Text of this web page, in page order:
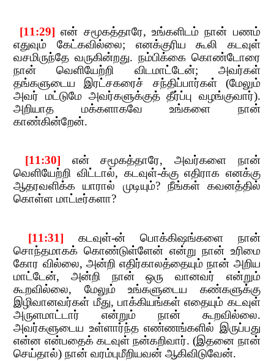
​​ [11:29] ​​என் சமூகத்தாரே,​​ உங்களிடம் நான் பணம்
எதுவும் கேட்கவில்லை;​​ எனக்குரிய கூலி கடவுள்
வசமிருந்தே​​வருகின்றது. நம்பிக்கை கொண்டோரை
நான் வெளியேற்றி விடமாட்டேன்;​​ அவர்கள்
தங்களுடைய இரட்சகரைச் சந்திப்பார்கள் (மேலும்
அவர் மட்டுமே அவர்களுக்குத் தீர்ப்பு வழங்குவார்).
அறியாத மக்களாகவே உங்களை நான்
காண்கின்றேன்.
​​ [11:30] என் சமூகத்தாரே,​​அவர்களை நான்
வெளியேற்றி விட்டால்,​​ கடவுள்-க்கு எதிராக எனக்கு
ஆதரவளிக்க யாரால் முடியும்?​​ நீங்கள் கவனத்தில்
கொள்ள மாட்டீர்களா?
​​ [11:31] ​​கடவுள்-ன் பொக்கிஷங்களை நான்
சொந்தமாகக் கொண்டுள்ளேன் என்று நான் உரிமை
கோர வில்லை,​​ அன்றி எதிர்காலத்தையும் நான் அறிய
மாட்டேன்,​​அன்றி நான் ஒரு வானவர் என்றும்
கூறவில்லை,​​ மேலும் உங்களுடைய கண்களுக்கு
இழிவானவர்கள் மீது,​​பாக்கியங்கள் எதையும் கடவுள்
அருளமாட்டார் என்றும் நான் கூறவில்லை.
அவர்களுடைய உள்ளார்ந்த எண்ணங்களில் இருப்பது
என்ன என்பதைக் கடவுள் நன்கறிவார். (இதனை நான்
செய்தால்) நான் வரம்புமீறியவன் ஆகிவிடுவேன்.